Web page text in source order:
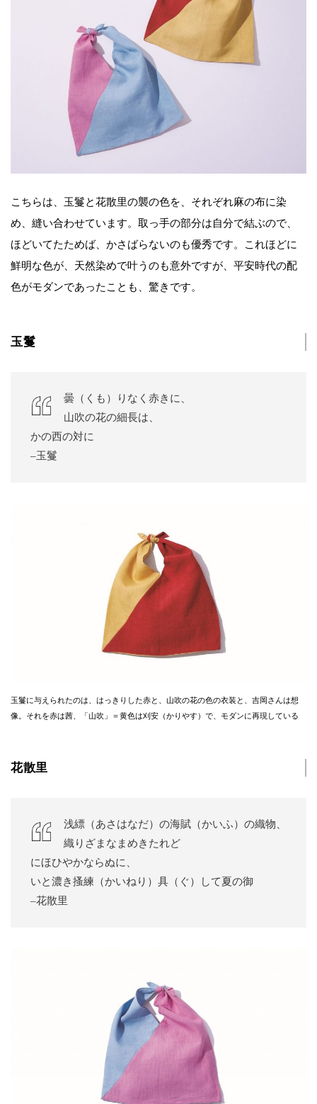
こちらは、玉鬘と花散里の襲の色を、それぞれ麻の布に染
め、縫い合わせています。取っ手の部分は自分で結ぶので、
ほどいてたためば、かさばらないのも優秀です。これほどに
鮮明な色が、天然染めで叶うのも意外ですが、平安時代の配
色がモダンであったことも、驚きです。
玉鬘
曇（くも）りなく赤きに、
山吹の花の細長は、
かの西の対に
–玉鬘
玉鬘に与えられたのは、はっきりした赤と、山吹の花の色の衣装と、吉岡さんは想
像。それを赤は茜、「山吹」＝黄色は刈安（かりやす）で、モダンに再現している
花散里
浅縹（あさはなだ）の海賦（かいふ）の織物、
織りざまなまめきたれど
にほひやかならぬに、
いと濃き搔練（かいねり）具（ぐ）して夏の御
–花散里